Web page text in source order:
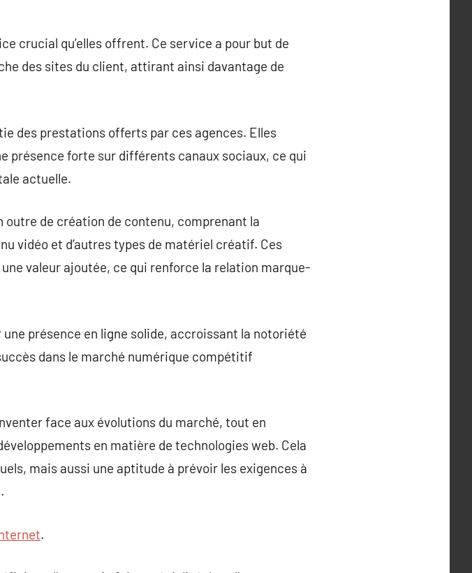
crucial qu’elles offrent. Ce service a pour but de
des sites du client, attirant ainsi davantage de
des prestations offerts par ces agences. Elles
présence forte sur différents canaux sociaux, ce qui
actuelle.
de création de contenu, comprenant la
vidéo et d’autres types de matériel créatif. Ces
valeur ajoutée, ce qui renforce la relation marque-
présence en ligne solide, accroissant la notoriété
dans le marché numérique compétitif
face aux évolutions du marché, tout en
en matière de technologies web. Cela
mais aussi une aptitude à prévoir les exigences à
.